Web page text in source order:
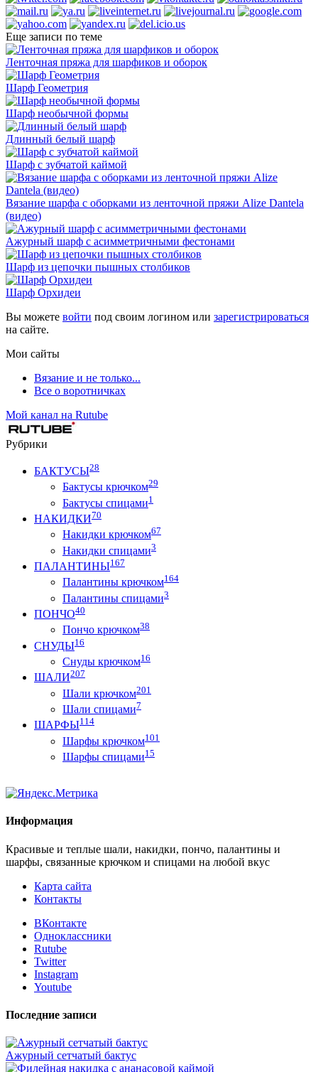
Еще записи по теме
Ленточная пряжа для шарфиков и оборок
Шарф Геометрия
Шарф необычной формы
Длинный белый шарф
Шарф с зубчатой каймой
Вязание шарфа с оборками из ленточной пряжи Alize Dantela
(видео)
Ажурный шарф с асимметричными фестонами
Шарф из цепочки пышных столбиков
Шарф Орхидеи
Вы можете войти под своим логином или зарегистрироваться
на сайте.
Мои сайты
Вязание и не только...
Все о воротничках
Мой канал на Rutube
Рубрики
БАКТУСЫ28
Бактусы крючком29
Бактусы спицами1
НАКИДКИ70
Накидки крючком67
Накидки спицами3
ПАЛАНТИНЫ167
Палантины крючком164
Палантины спицами3
ПОНЧО40
Пончо крючком38
СНУДЫ16
Снуды крючком16
ШАЛИ207
Шали крючком201
Шали спицами7
ШАРФЫ114
Шарфы крючком101
Шарфы спицами15
Информация
Красивые и теплые шали, накидки, пончо, палантины и
шарфы, связанные крючком и спицами на любой вкус
Карта сайта
Контакты
ВКонтакте
Одноклассники
Rutube
Twitter
Instagram
Youtube
Последние записи
Ажурный сетчатый бактус